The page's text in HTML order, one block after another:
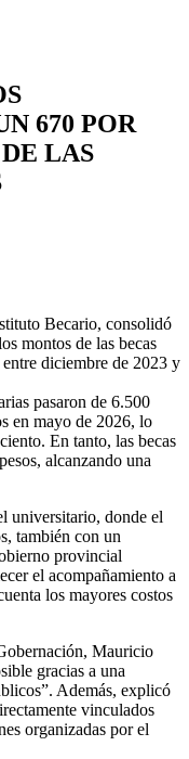
670 POR
LAS
Becario, consolidó
montos de las becas
diciembre de 2023 y
pasaron de 6.500
en mayo de 2026, lo
En tanto, las becas
alcanzando una
universitario, donde el
también con un
provincial
el acompañamiento a
los mayores costos
Mauricio
gracias a una
Además, explicó
vinculados
organizadas por el